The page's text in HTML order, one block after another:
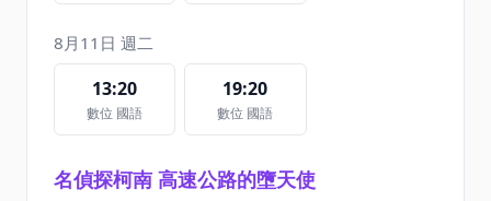
8月11日 週二
13:20
數位 國語
19:20
數位 國語
名偵探柯南 高速公路的墮天使